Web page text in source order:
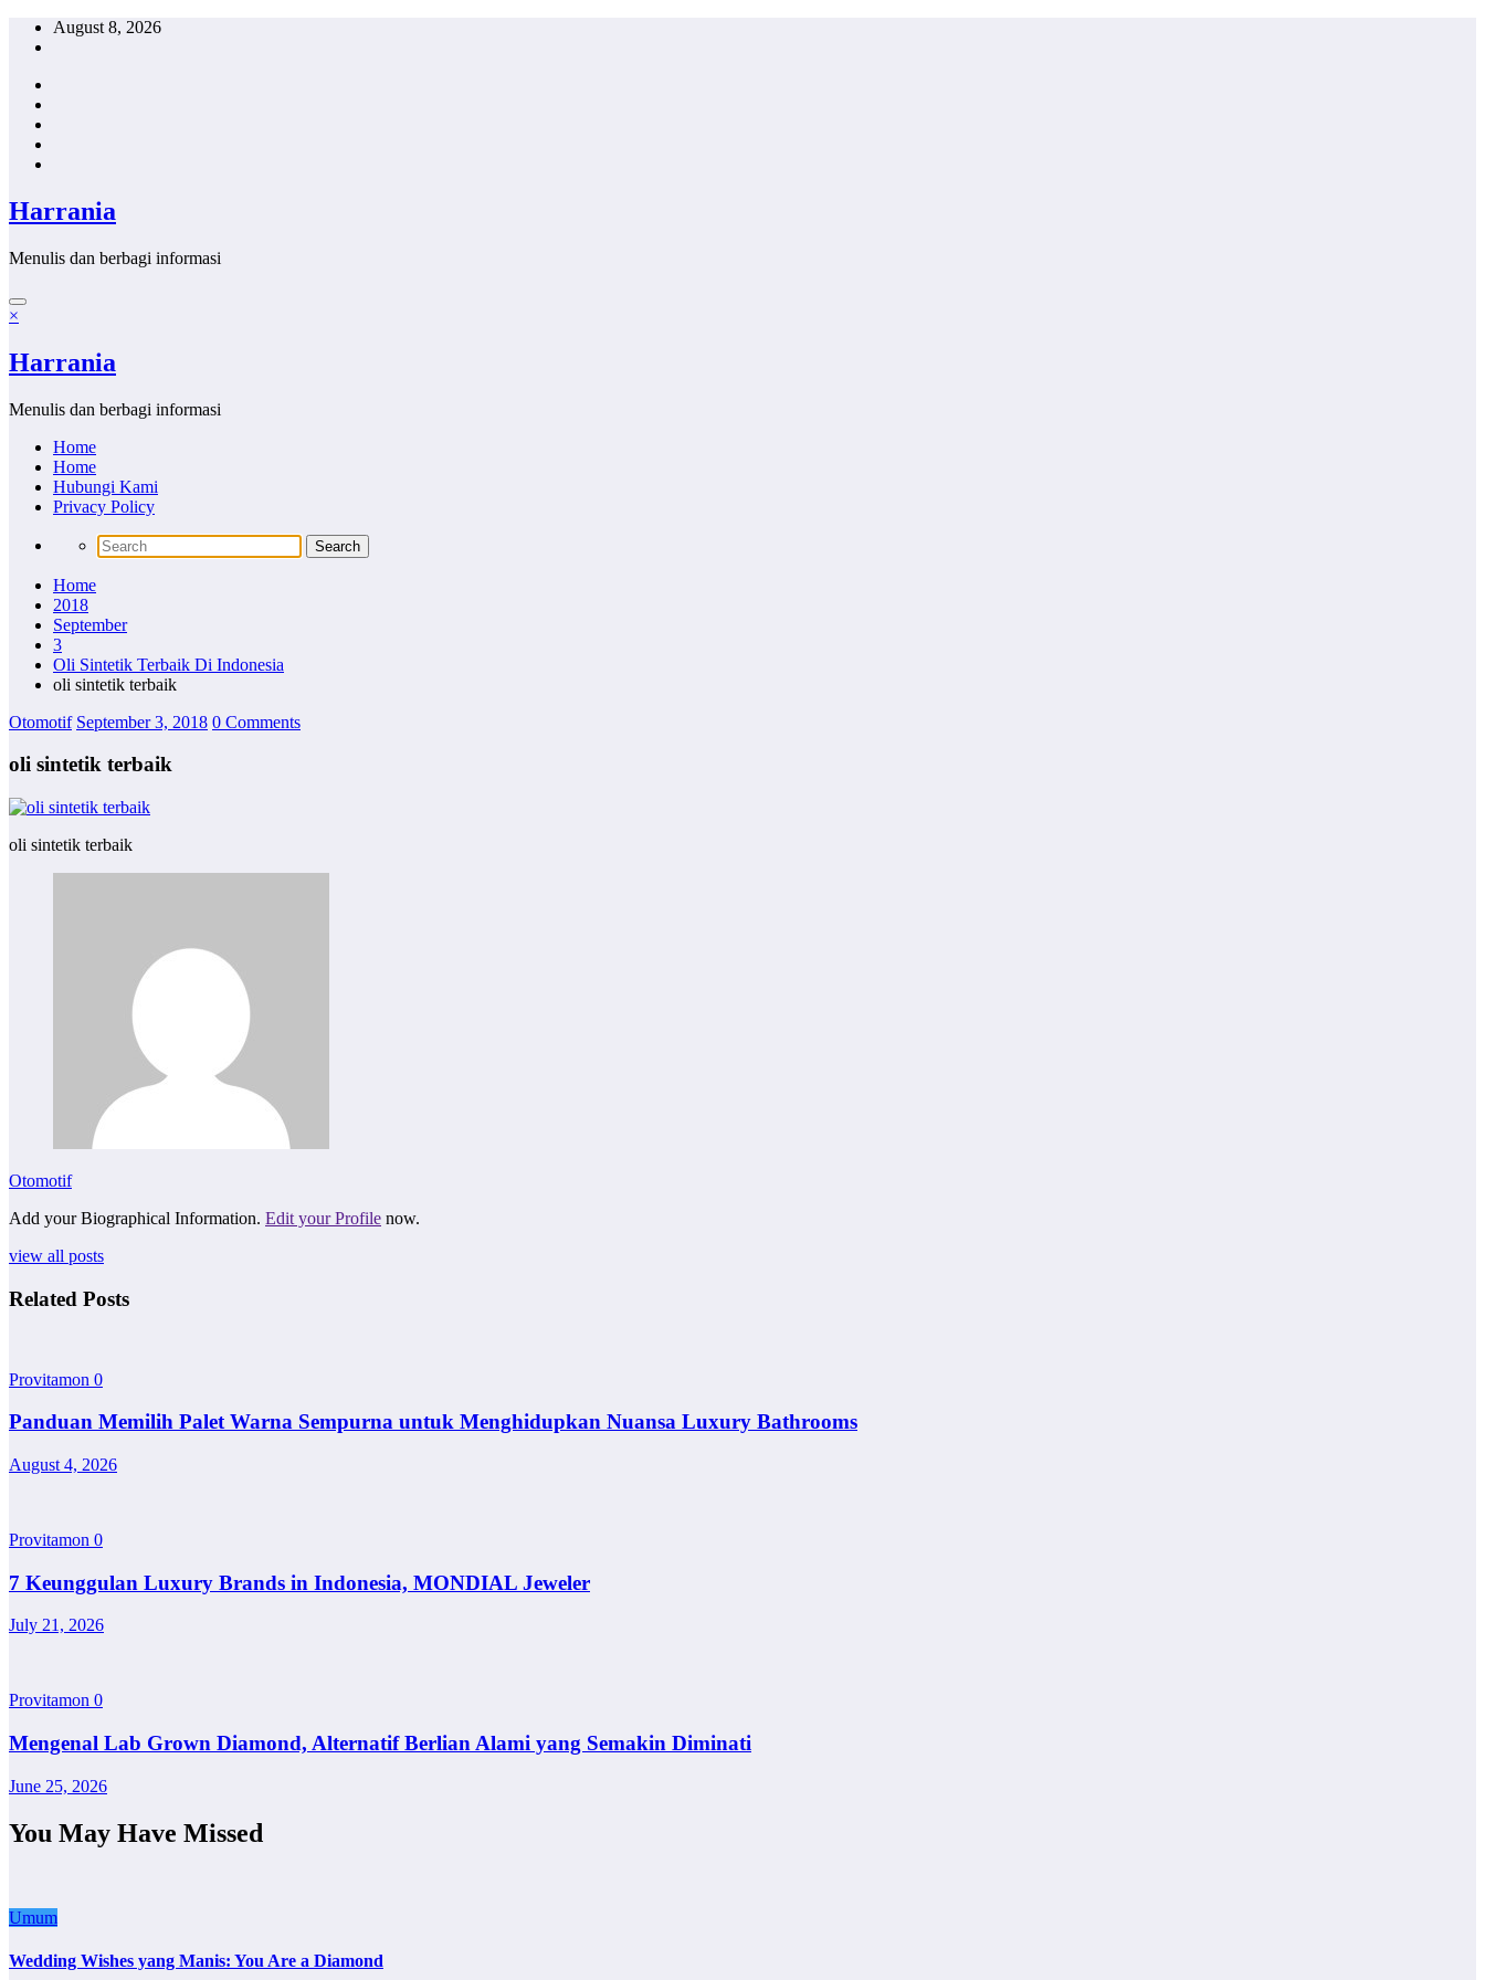
Skip
August 8, 2026
Harrania
Menulis dan berbagi informasi
×
Harrania
Menulis dan berbagi informasi
Home
Home
Hubungi Kami
Privacy Policy
Home
2018
September
3
Oli Sintetik Terbaik Di Indonesia
oli sintetik terbaik
Otomotif September 3, 2018 0 Comments
oli sintetik terbaik
oli sintetik terbaik
Otomotif
Add your Biographical Information. Edit your Profile now.
view all posts
Related Posts
Provitamon 0
Panduan Memilih Palet Warna Sempurna untuk Menghidupkan Nuansa Luxury Bathrooms
August 4, 2026
Provitamon 0
7 Keunggulan Luxury Brands in Indonesia, MONDIAL Jeweler
July 21, 2026
Provitamon 0
Mengenal Lab Grown Diamond, Alternatif Berlian Alami yang Semakin Diminati
June 25, 2026
You May Have Missed
Umum
Wedding Wishes yang Manis: You Are a Diamond